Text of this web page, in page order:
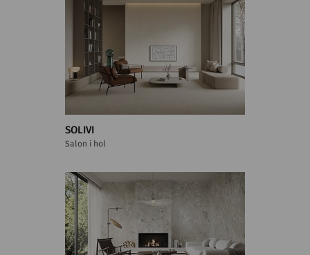
SOLIVI
Salon i hol